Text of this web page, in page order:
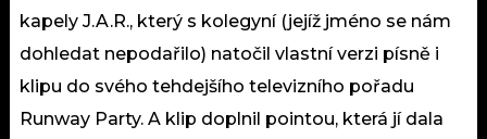
kapely J.A.R., který s kolegyní (jejíž jméno se nám
dohledat nepodařilo) natočil vlastní verzi písně i
klipu do svého tehdejšího televizního pořadu
Runway Party. A klip doplnil pointou, která jí dala